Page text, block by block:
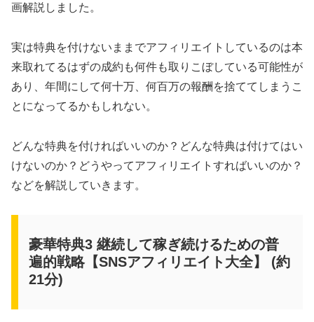
画解説しました。
実は特典を付けないままでアフィリエイトしているのは本
来取れてるはずの成約も何件も取りこぼしている可能性が
あり、年間にして何十万、何百万の報酬を捨ててしまうこ
とになってるかもしれない。
どんな特典を付ければいいのか？どんな特典は付けてはい
けないのか？どうやってアフィリエイトすればいいのか？
などを解説していきます。
豪華特典3 継続して稼ぎ続けるための普
遍的戦略【SNSアフィリエイト大全】 (約
21分)